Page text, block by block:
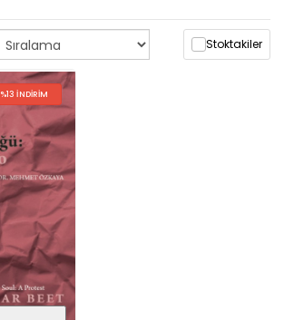
Stoktakiler
%13 İNDIRIM